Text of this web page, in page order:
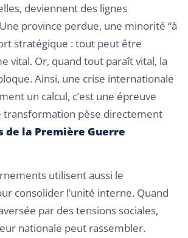
deviennent des lignes
province perdue, une minorité “à
stratégique : tout peut être
vital. Or, quand tout paraît vital, la
Ainsi, une crise internationale
un calcul, c’est une épreuve
transformation pèse directement
de la Première Guerre
utilisent aussi le
consolider l’unité interne. Quand
par des tensions sociales,
nationale peut rassembler.